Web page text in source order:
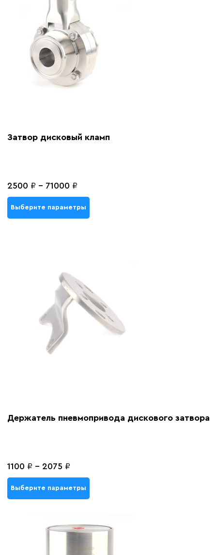
Затвор дисковый кламп
2500 ₽ - 71000 ₽
Выберите параметры
Держатель пневмопривода дискового затвора
1100 ₽ - 2075 ₽
Выберите параметры